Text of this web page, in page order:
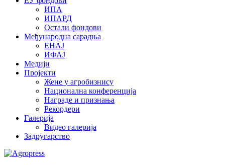
ИПА
ИПАРД
Остали фондови
Међународна сарадња
ЕНАЈ
ИФАЈ
Медији
Пројекти
Жене у агробизнису
Национална конференција
Награде и признања
Рекордери
Галерија
Видео галерија
Задругарство